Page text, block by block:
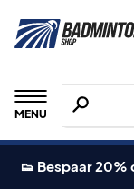
MENU
Zoeken
👟 Bespaar 20%